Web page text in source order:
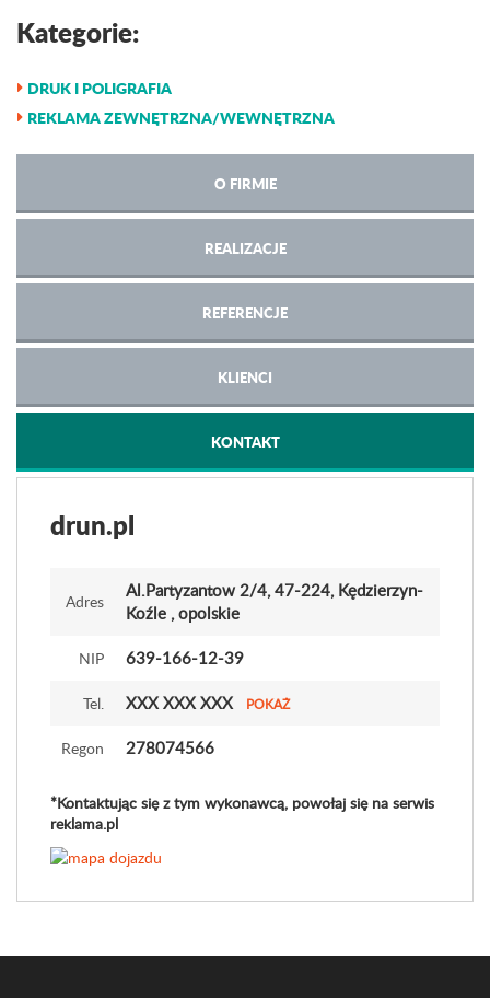
Kategorie:
DRUK I POLIGRAFIA
REKLAMA ZEWNĘTRZNA/WEWNĘTRZNA
O FIRMIE
REALIZACJE
REFERENCJE
KLIENCI
KONTAKT
drun.pl
Adres
Al.Partyzantow 2/4, 47-224, Kędzierzyn-
Koźle , opolskie
NIP 639-166-12-39
Tel. XXX XXX XXX POKAŻ
Regon 278074566
*Kontaktując się z tym wykonawcą, powołaj się na serwis
reklama.pl